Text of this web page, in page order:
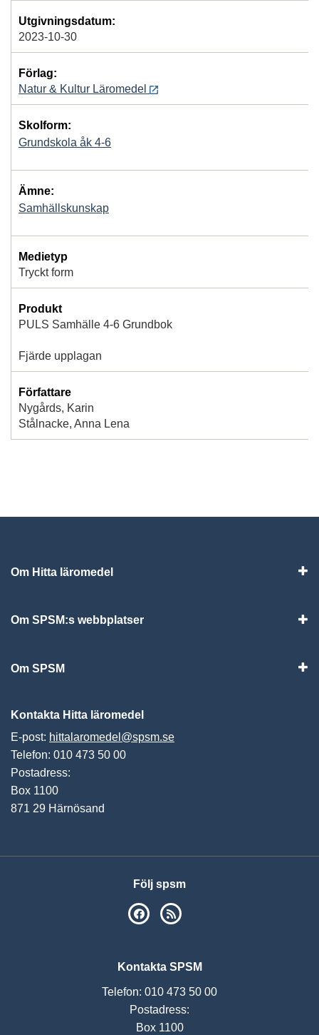
Utgivningsdatum:
2023-10-30
Förlag:
Natur & Kultur Läromedel
Skolform:
Grundskola åk 4-6
Ämne:
Samhällskunskap
Medietyp
Tryckt form
Produkt
PULS Samhälle 4-6 Grundbok
Fjärde upplagan
Författare
Nygårds, Karin
Stålnacke, Anna Lena
Om Hitta läromedel
Om SPSM:s webbplatser
Om SPSM
Kontakta Hitta läromedel
E-post: hittalaromedel@spsm.se
Telefon: 010 473 50 00
Postadress:
Box 1100
871 29 Härnösand
Följ spsm
SPSM på Facebook
Kontakta SPSM
Telefon: 010 473 50 00
Postadress:
Box 1100